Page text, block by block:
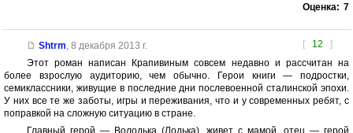
Оценка: 7
[ 12 ]
Shtrm 8 декабря 2013 г.
Этот роман написан Крапивиным совсем недавно и рассчитан на
более взрослую аудиторию, чем обычно. Герои книги — подростки,
семиклассники, живущие в последние дни послевоенной сталинской эпохи.
У них все те же заботы, игры и переживания, что и у современных ребят, с
поправкой на сложную ситуацию в стране.
Главный герой — Володька (Лодька), живет с мамой, отец — герой